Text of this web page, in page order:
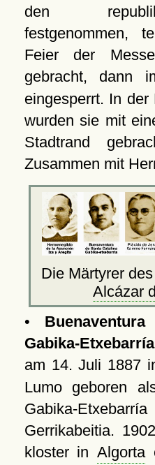
den
festgenommen,
Feier der
gebracht, dann
eingesperrt. In
wurden sie mit
Stadtrand
Zusammen mit
Die Märtyrer
Alcázar
•
Gabika-
am 14. Juli 1887
Lumo geboren
Gabika-
Gerrikabeitia.
kloster inAlgorta